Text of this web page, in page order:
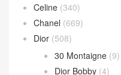
Andiamo 手拿包
Hop 斜挎包
Jodie 手提包
Loop 斜挎包
(4)
Parachute Bag